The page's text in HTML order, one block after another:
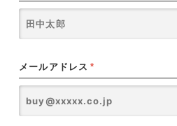
メールアドレス *